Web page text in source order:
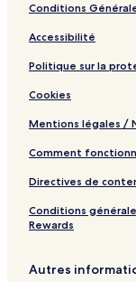
Conditions
Accessibilité
Politique sur la
Cookies
Mentions légales /
Comment
Directives de
Conditions
Rewards
Autres